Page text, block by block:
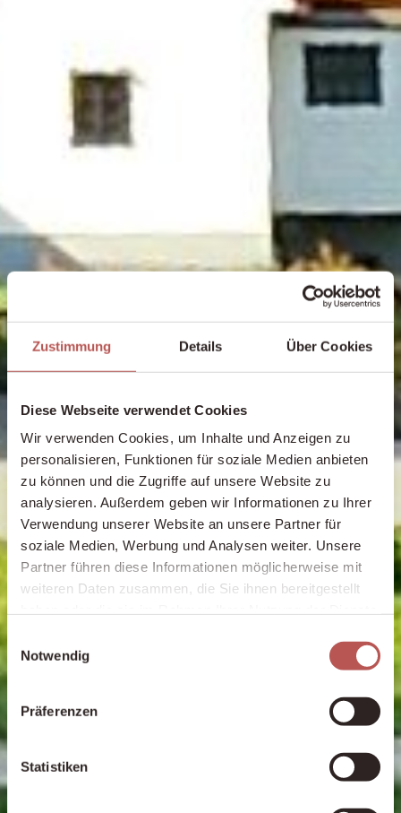
Zustimmung Details Über Cookies
Diese Webseite verwendet Cookies
Wir verwenden Cookies, um Inhalte und Anzeigen zu
personalisieren, Funktionen für soziale Medien anbieten
zu können und die Zugriffe auf unsere Website zu
analysieren. Außerdem geben wir Informationen zu Ihrer
Verwendung unserer Website an unsere Partner für
soziale Medien, Werbung und Analysen weiter. Unsere
Partner führen diese Informationen möglicherweise mit
weiteren Daten zusammen, die Sie ihnen bereitgestellt
Einwilligungsauswahl
Notwendig
Präferenzen
Statistiken